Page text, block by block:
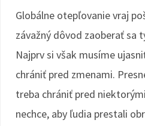
Globálne otepľovanie vraj
závažný dôvod zaoberať sa
Najprv si však musíme
chrániť pred zmenami.
treba chrániť pred
nechce, aby ľudia prestali